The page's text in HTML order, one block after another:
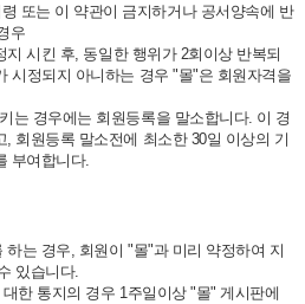
또는 이 약관이 금지하거나 공서양속에 반
우
지 시킨 후, 동일한 행위가 2회이상 반복되
시정되지 아니하는 경우 "몰"은 회원자격을
는 경우에는 회원등록을 말소합니다. 이 경
, 회원등록 말소전에 최소한 30일 이상의 기
부여합니다.
하는 경우, 회원이 "몰"과 미리 약정하여 지
있습니다.
한 통지의 경우 1주일이상 "몰" 게시판에